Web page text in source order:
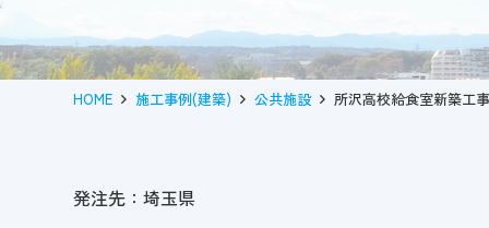
HOME 施工事例(建築) 公共施設 所沢高校給食室新築工
発注先：埼玉県